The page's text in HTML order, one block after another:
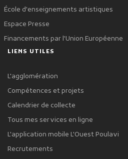
École d'enseignements artistiques
Espace Presse
Financements par l'Union Européenne
LIENS UTILES
L'agglomération
Compétences et projets
Calendrier de collecte
Tous mes services en ligne
L'application mobile L'Ouest Poulavi
Recrutements